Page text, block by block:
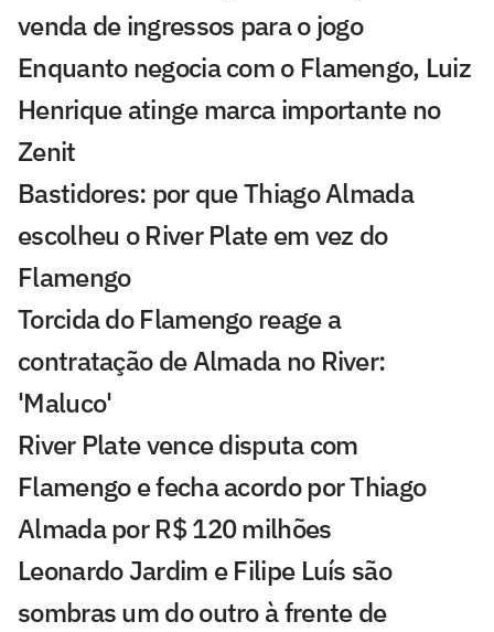
venda de ingressos para o jogo
Enquanto negocia com o Flamengo, Luiz
Henrique atinge marca importante no
Zenit
Bastidores: por que Thiago Almada
escolheu o River Plate em vez do
Flamengo
Torcida do Flamengo reage a
contratação de Almada no River:
'Maluco'
River Plate vence disputa com
Flamengo e fecha acordo por Thiago
Almada por R$ 120 milhões
Leonardo Jardim e Filipe Luís são
sombras um do outro à frente de